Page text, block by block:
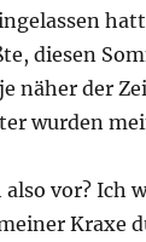
diesen
näher der
wurden
also vor? Ich
Kraxe